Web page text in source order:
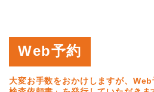
Web予約
大変お手数をおかけしますが、